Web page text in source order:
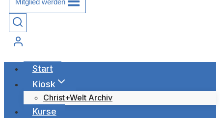
Start
Kiosk
Christ+Welt Archiv
Kurse